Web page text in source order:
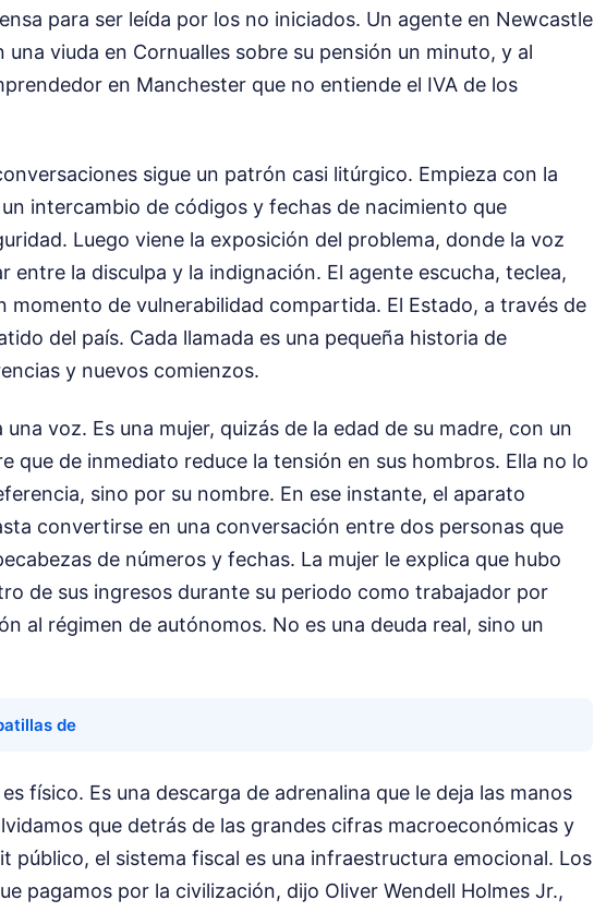
para ser leída por los no iniciados. Un agente en Newcastle
viuda en Cornualles sobre su pensión un minuto, y al
en Manchester que no entiende el IVA de los
sigue un patrón casi litúrgico. Empieza con la
intercambio de códigos y fechas de nacimiento que
Luego viene la exposición del problema, donde la voz
entre la disculpa y la indignación. El agente escucha, teclea,
momento de vulnerabilidad compartida. El Estado, a través de
del país. Cada llamada es una pequeña historia de
y nuevos comienzos.
voz. Es una mujer, quizás de la edad de su madre, con un
que de inmediato reduce la tensión en sus hombros. Ella no lo
sino por su nombre. En ese instante, el aparato
convertirse en una conversación entre dos personas que
de números y fechas. La mujer le explica que hubo
de sus ingresos durante su periodo como trabajador por
al régimen de autónomos. No es una deuda real, sino un
de
físico. Es una descarga de adrenalina que le deja las manos
que detrás de las grandes cifras macroeconómicas y
público, el sistema fiscal es una infraestructura emocional. Los
pagamos por la civilización, dijo Oliver Wendell Holmes Jr.,